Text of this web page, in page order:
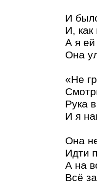
И
И, как
А я
Она
«Не
Рука
И я
Она
Идти
А на
Всё